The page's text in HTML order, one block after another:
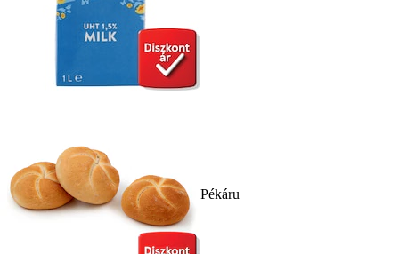
Pékáru